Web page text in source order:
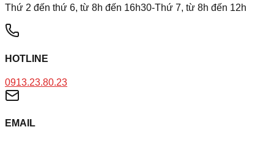
Thứ 2 đến thứ 6, từ 8h đến 16h30-Thứ 7, từ 8h đến 12h
HOTLINE
0913.23.80.23
EMAIL